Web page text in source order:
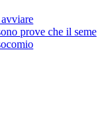
prove che il seme